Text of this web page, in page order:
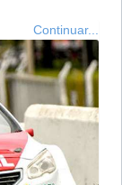
Continuar...